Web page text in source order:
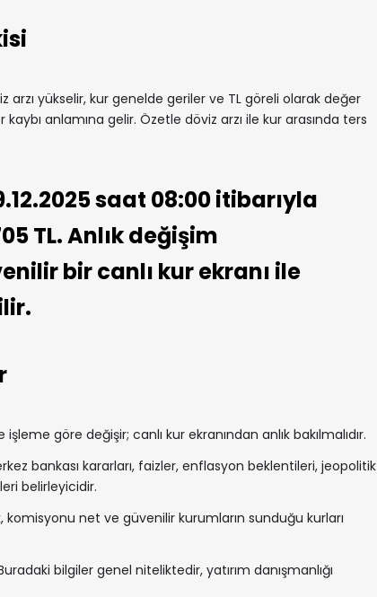
arzı yükselir, kur genelde geriler ve TL göreli olarak değer
kaybı anlamına gelir. Özetle döviz arzı ile kur arasında ters
saat 08:00 itibarıyla
TL. Anlık değişim
bir canlı kur ekranı ile
göre değişir; canlı kur ekranından anlık bakılmalıdır.
bankası kararları, faizler, enflasyon beklentileri, jeopolitik
belirleyicidir.
komisyonu net ve güvenilir kurumların sunduğu kurları
bilgiler genel niteliktedir, yatırım danışmanlığı